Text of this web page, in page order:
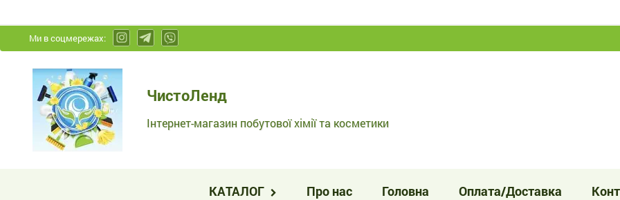
Ми в соцмережах:
ЧистоЛенд
-
Інтернет-
магазин
ЧистоЛенд
Інтернет-магазин побутової хімії та косметики
КАТАЛОГ Про нас Головна Оплата/Доставка